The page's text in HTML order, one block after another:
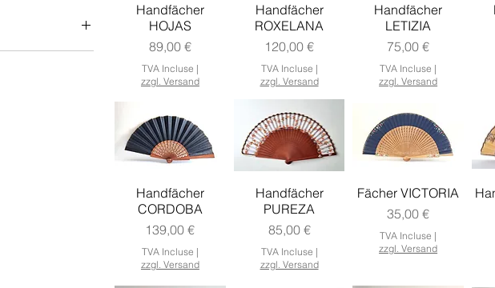
Handfächer
HOJAS
Prix
89,00 €
TVA Incluse |
zzgl. Versand
Handfächer
ROXELANA
Prix
120,00 €
TVA Incluse |
zzgl. Versand
Handfächer
LETIZIA
Prix
75,00 €
TVA Incluse |
zzgl. Versand
Handfächer
CORDOBA
Prix
139,00 €
TVA Incluse |
zzgl. Versand
Handfächer
PUREZA
Prix
85,00 €
TVA Incluse |
zzgl. Versand
Fächer VICTORIA
Prix
35,00 €
TVA Incluse |
zzgl. Versand